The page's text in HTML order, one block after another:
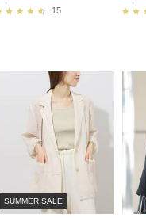
15
SUMMER SALE